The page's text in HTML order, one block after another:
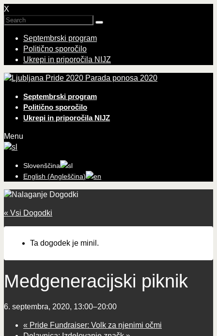
X
Septembrski program
Politično sporočilo
Ukrepi in priporočila NIJZ
Parada ponosa 2020
Septembrski program
Politično sporočilo
Ukrepi in priporočila NIJZ
Menu
Slovenščina
English (Angleščina)
« Vsi Dogodki
Ta dogodek je minil.
Medgeneracijski piknik
6. septembra, 2020, 13:00–20:00
« Pride Fundraiser: Volk za njenimi očmi